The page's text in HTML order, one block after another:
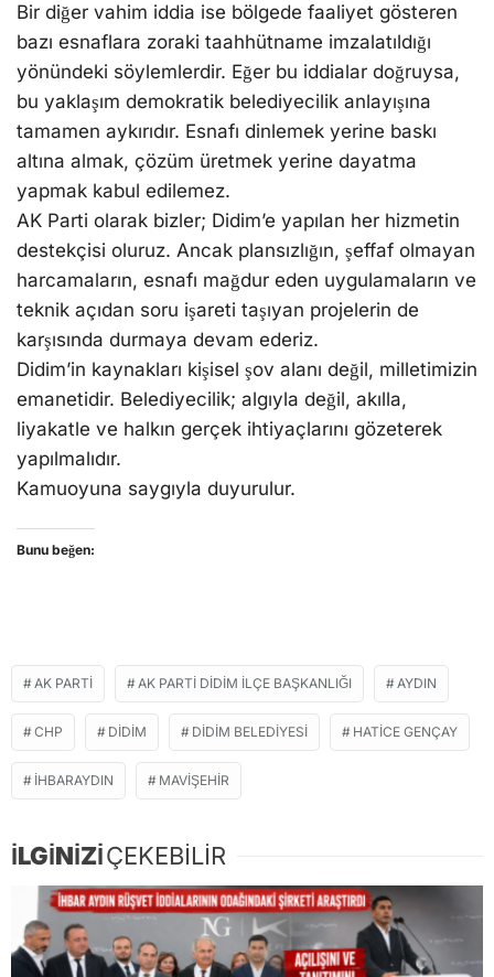
Bir diğer vahim iddia ise bölgede faaliyet gösteren
bazı esnaflara zoraki taahhütname imzalatıldığı
yönündeki söylemlerdir. Eğer bu iddialar doğruysa,
bu yaklaşım demokratik belediyecilik anlayışına
tamamen aykırıdır. Esnafı dinlemek yerine baskı
altına almak, çözüm üretmek yerine dayatma
yapmak kabul edilemez.
AK Parti olarak bizler; Didim’e yapılan her hizmetin
destekçisi oluruz. Ancak plansızlığın, şeffaf olmayan
harcamaların, esnafı mağdur eden uygulamaların ve
teknik açıdan soru işareti taşıyan projelerin de
karşısında durmaya devam ederiz.
Didim’in kaynakları kişisel şov alanı değil, milletimizin
emanetidir. Belediyecilik; algıyla değil, akılla,
liyakatle ve halkın gerçek ihtiyaçlarını gözeterek
yapılmalıdır.
Kamuoyuna saygıyla duyurulur.
Bunu beğen:
AK PARTI AK PARTİ DİDİM İLÇE BAŞKANLIĞI AYDIN
CHP DIDIM DIDIM BELEDIYESI HATICE GENÇAY
IHBARAYDIN MAVİŞEHİR
İLGİNİZİÇEKEBİLİR